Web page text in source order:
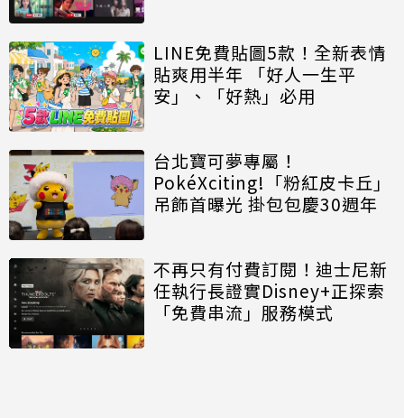
LINE免費貼圖5款！全新表情
貼爽用半年 「好人一生平
安」、「好熱」必用
台北寶可夢專屬！
PokéXciting!「粉紅皮卡丘」
吊飾首曝光 掛包包慶30週年
不再只有付費訂閱！迪士尼新
任執行長證實Disney+正探索
「免費串流」服務模式